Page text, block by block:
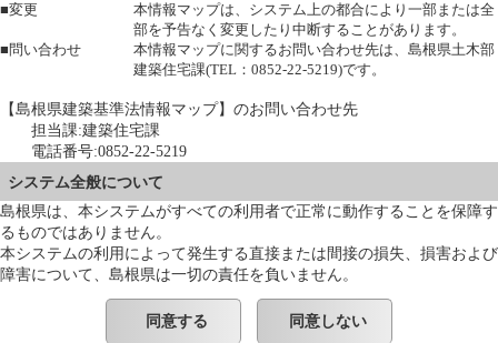
■変更
本情報マップは、システム上の都合により一部または全
部を予告なく変更したり中断することがあります。
■問い合わせ
本情報マップに関するお問い合わせ先は、島根県土木部
建築住宅課(TEL：0852-22-5219)です。
【島根県建築基準法情報マップ】のお問い合わせ先
担当課:建築住宅課
電話番号:0852-22-5219
システム全般について
島根県は、本システムがすべての利用者で正常に動作することを保障す
るものではありません。
本システムの利用によって発生する直接または間接の損失、損害および
障害について、島根県は一切の責任を負いません。
同意する 同意しない